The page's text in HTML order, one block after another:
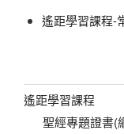
遙距學習課程-
遙距學習課程
聖經專題證書(